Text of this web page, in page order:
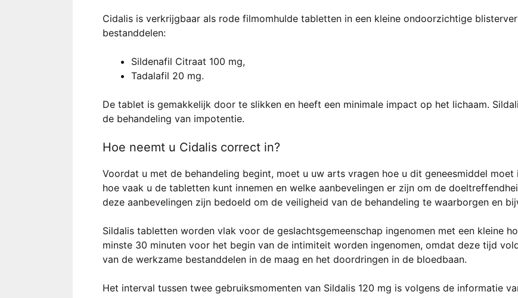
Cidalis is verkrijgbaar als rode filmomhulde tabletten in een kleine ondoorzichtige
bestanddelen:
Sildenafil Citraat 100 mg,
Tadalafil 20 mg.
De tablet is gemakkelijk door te slikken en heeft een minimale impact op het lichaam.
de behandeling van impotentie.
Hoe neemt u Cidalis correct in?
Voordat u met de behandeling begint, moet u uw arts vragen hoe u dit geneesmiddel moet
hoe vaak u de tabletten kunt innemen en welke aanbevelingen er zijn om de
deze aanbevelingen zijn bedoeld om de veiligheid van de behandeling te waarborgen en
Sildalis tabletten worden vlak voor de geslachtsgemeenschap ingenomen met een kleine
minste 30 minuten voor het begin van de intimiteit worden ingenomen, omdat deze tijd
van de werkzame bestanddelen in de maag en het doordringen in de bloedbaan.
Het interval tussen twee gebruiksmomenten van Sildalis 120 mg is volgens de informatie